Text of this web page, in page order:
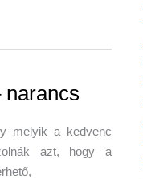
melyik a kedvenc
azt, hogy a